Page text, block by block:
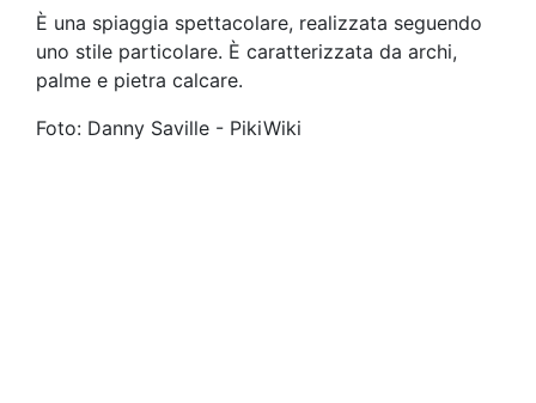
È una spiaggia spettacolare, realizzata seguendo
uno stile particolare. È caratterizzata da archi,
palme e pietra calcare.
Foto: Danny Saville - PikiWiki